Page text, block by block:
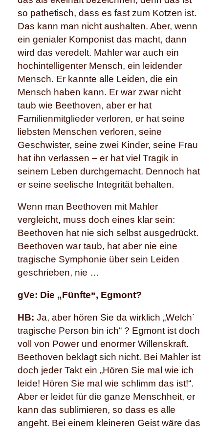
so pathetisch, dass es fast zum Kotzen ist.
Das kann man nicht aushalten. Aber, wenn
ein genialer Komponist das macht, dann
wird das veredelt. Mahler war auch ein
hochintelligenter Mensch, ein leidender
Mensch. Er kannte alle Leiden, die ein
Mensch haben kann. Er war zwar nicht
taub wie Beethoven, aber er hat
Familienmitglieder verloren, er hat seine
liebsten Menschen verloren, seine
Geschwister, seine zwei Kinder, seine Frau
hat ihn verlassen – er hat viel Tragik in
seinem Leben durchgemacht. Dennoch hat
er seine seelische Integrität behalten.
Wenn man Beethoven mit Mahler
vergleicht, muss doch eines klar sein:
Beethoven hat nie sich selbst ausgedrückt.
Beethoven war taub, hat aber nie eine
tragische Symphonie über sein Leiden
geschrieben, nie …
gVe: Die „Fünfte“, Egmont?
HB: Ja, aber hören Sie da wirklich „Welch´
tragische Person bin ich“ ? Egmont ist doch
voll von Power und enormer Willenskraft.
Beethoven beklagt sich nicht. Bei Mahler ist
doch jeder Takt ein „Hören Sie mal wie ich
leide! Hören Sie mal wie schlimm das ist!“.
Aber er leidet für die ganze Menschheit, er
kann das sublimieren, so dass es alle
angeht. Bei einem kleineren Geist wäre das